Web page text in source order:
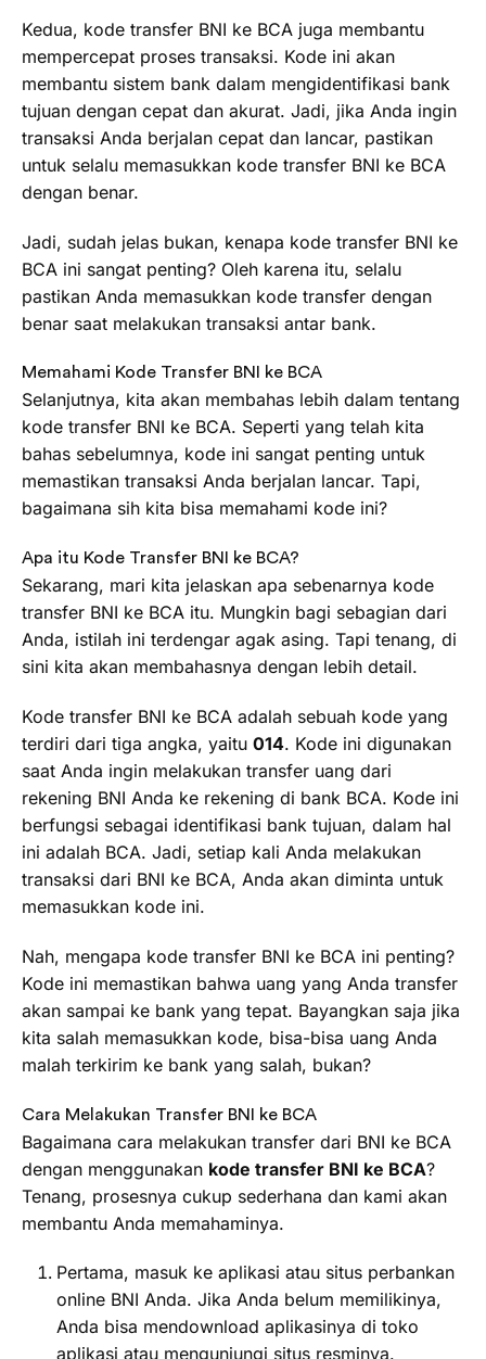
Kedua, kode transfer BNI ke BCA juga membantu
mempercepat proses transaksi. Kode ini akan
membantu sistem bank dalam mengidentifikasi bank
tujuan dengan cepat dan akurat. Jadi, jika Anda ingin
transaksi Anda berjalan cepat dan lancar, pastikan
untuk selalu memasukkan kode transfer BNI ke BCA
dengan benar.
Jadi, sudah jelas bukan, kenapa kode transfer BNI ke
BCA ini sangat penting? Oleh karena itu, selalu
pastikan Anda memasukkan kode transfer dengan
benar saat melakukan transaksi antar bank.
Memahami Kode Transfer BNI ke BCA
Selanjutnya, kita akan membahas lebih dalam tentang
kode transfer BNI ke BCA. Seperti yang telah kita
bahas sebelumnya, kode ini sangat penting untuk
memastikan transaksi Anda berjalan lancar. Tapi,
bagaimana sih kita bisa memahami kode ini?
Apa itu Kode Transfer BNI ke BCA?
Sekarang, mari kita jelaskan apa sebenarnya kode
transfer BNI ke BCA itu. Mungkin bagi sebagian dari
Anda, istilah ini terdengar agak asing. Tapi tenang, di
sini kita akan membahasnya dengan lebih detail.
Kode transfer BNI ke BCA adalah sebuah kode yang
terdiri dari tiga angka, yaitu 014. Kode ini digunakan
saat Anda ingin melakukan transfer uang dari
rekening BNI Anda ke rekening di bank BCA. Kode ini
berfungsi sebagai identifikasi bank tujuan, dalam hal
ini adalah BCA. Jadi, setiap kali Anda melakukan
transaksi dari BNI ke BCA, Anda akan diminta untuk
memasukkan kode ini.
Nah, mengapa kode transfer BNI ke BCA ini penting?
Kode ini memastikan bahwa uang yang Anda transfer
akan sampai ke bank yang tepat. Bayangkan saja jika
kita salah memasukkan kode, bisa-bisa uang Anda
malah terkirim ke bank yang salah, bukan?
Cara Melakukan Transfer BNI ke BCA
Bagaimana cara melakukan transfer dari BNI ke BCA
dengan menggunakan kode transfer BNI ke BCA?
Tenang, prosesnya cukup sederhana dan kami akan
membantu Anda memahaminya.
Pertama, masuk ke aplikasi atau situs perbankan
online BNI Anda. Jika Anda belum memilikinya,
Anda bisa mendownload aplikasinya di toko
aplikasi atau mengunjungi situs resminya.